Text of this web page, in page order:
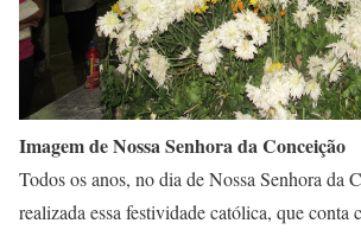
Imagem de Nossa Senhora da Conceição
Todos os anos, no dia de Nossa Senhora da
realizada essa festividade católica, que conta